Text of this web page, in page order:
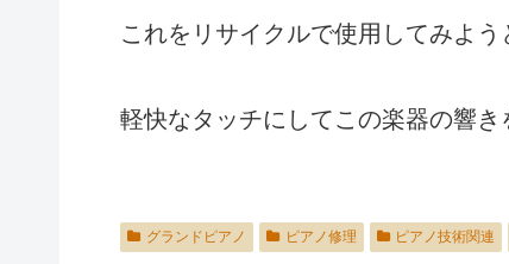
これをリサイクルで使用してみよう
軽快なタッチにしてこの楽器の響き
グランドピアノ ピアノ修理 ピアノ技術関連